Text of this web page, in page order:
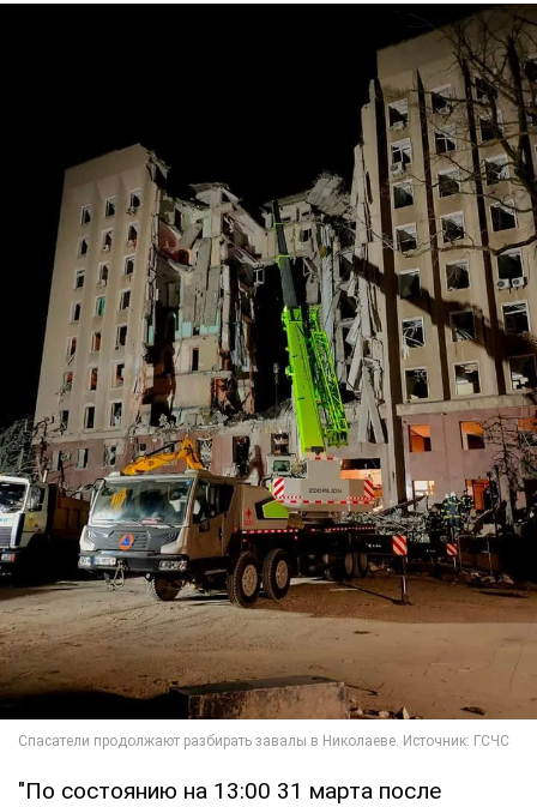
"По состоянию на 13:00 31 марта после